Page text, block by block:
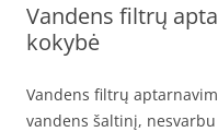
Vandens filtrų
kokybė
Vandens filtrų
vandens šaltinį,